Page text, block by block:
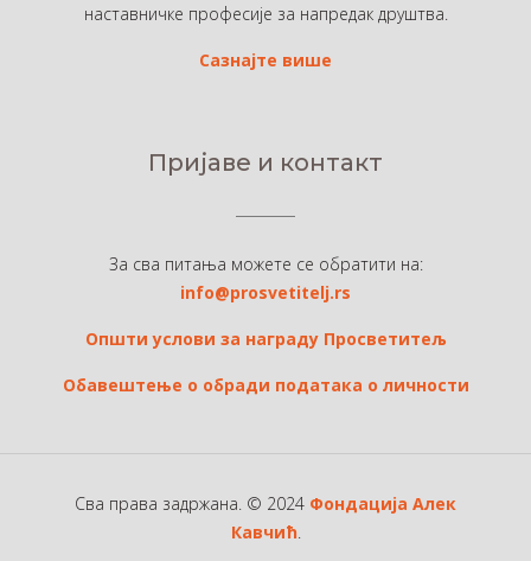
наставничке професије за напредак друштва.
Сазнајте више
Пријаве и контакт
За сва питања можете се обратити на:
info@prosvetitelj.rs
Општи услови за награду Просветитељ
Обавештење о обради података о личности
Сва права задржана. © 2024 Фондација Алек
Кавчић.